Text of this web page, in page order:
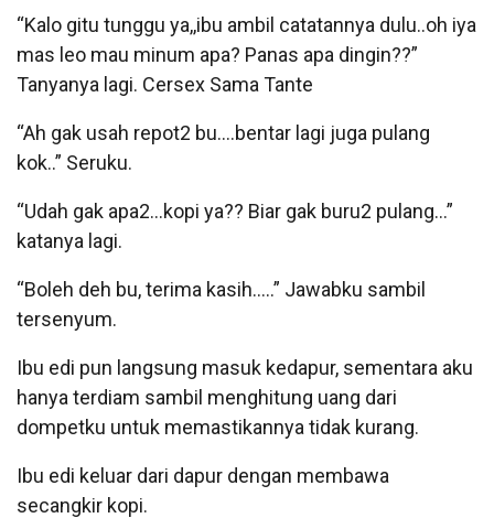
“Kalo gitu tunggu ya,,ibu ambil catatannya dulu..oh iya
mas leo mau minum apa? Panas apa dingin??”
Tanyanya lagi. Cersex Sama Tante
“Ah gak usah repot2 bu….bentar lagi juga pulang
kok..” Seruku.
“Udah gak apa2…kopi ya?? Biar gak buru2 pulang…”
katanya lagi.
“Boleh deh bu, terima kasih…..” Jawabku sambil
tersenyum.
Ibu edi pun langsung masuk kedapur, sementara aku
hanya terdiam sambil menghitung uang dari
dompetku untuk memastikannya tidak kurang.
Ibu edi keluar dari dapur dengan membawa
secangkir kopi.